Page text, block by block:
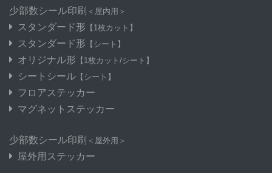
少部数シール印刷 ＜屋内用＞
スタンダード形 【1枚カット】
スタンダード形 【シート】
オリジナル形 【1枚カット/シート】
シートシール 【シート】
フロアステッカー
マグネットステッカー
少部数シール印刷 ＜屋外用＞
屋外用ステッカー